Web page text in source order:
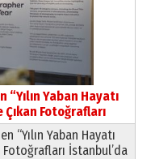
Şirin’e
Yaban Hayatı
Çıkan Fotoğrafları
“Yılın Yaban Hayatı
Fotoğrafları İstanbul’da